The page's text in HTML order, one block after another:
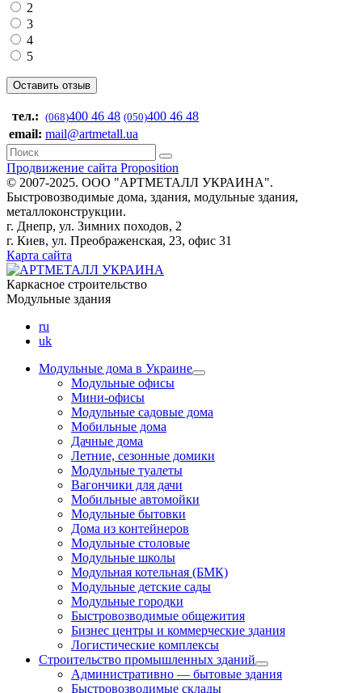
2
3
4
5
тел.: (068)400 46 48 (050)400 46 48
email: mail@artmetall.ua
Продвижение сайта Proposition
© 2007-2025. ООО "AРТМЕТАЛЛ УКРАИНА".
Быстровозводимые дома, здания, модульные здания,
металлоконструкции.
г. Днепр, ул. Зимних походов, 2
г. Киев, ул. Преображенская, 23, офис 31
Карта сайта
Каркасное строительство
Модульные здания
ru
uk
Модульные дома в Украине
Модульные офисы
Мини-офисы
Модульные садовые дома
Мобильные дома
Дачные дома
Летние, сезонные домики
Модульные туалеты
Вагончики для дачи
Мобильные автомойки
Модульные бытовки
Дома из контейнеров
Модульные столовые
Модульные школы
Модульная котельная (БМК)
Модульные детские сады
Модульные городки
Быстровозводимые общежития
Бизнес центры и коммерческие здания
Логистические комплексы
Строительство промышленных зданий
Административно — бытовые здания
Быстровозводимые склады